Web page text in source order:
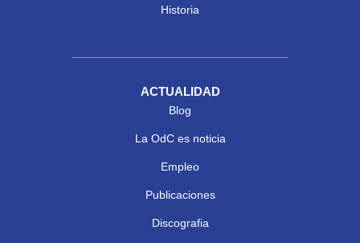
Historia
ACTUALIDAD
Blog
La OdC es noticia
Empleo
Publicaciones
Discografia